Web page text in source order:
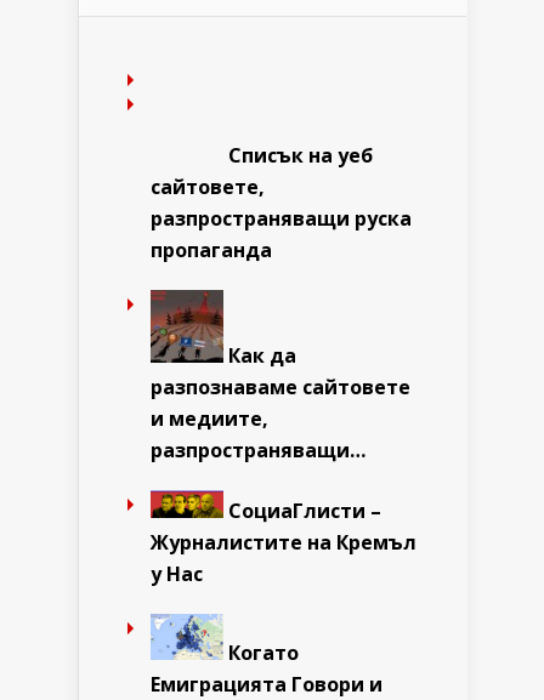
Списък на уеб
сайтовете,
разпространяващи руска
пропаганда
Как да
разпознаваме сайтовете
и медиите,
разпространяващи…
СоциаГлисти –
Журналистите на Кремъл
у Нас
Когато
Емиграцията Говори и